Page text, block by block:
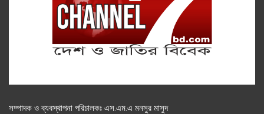
সম্পাদক ও ব্যবস্থাপনা পরিচালকঃ এস.এম.এ মনসুর মাসুদ